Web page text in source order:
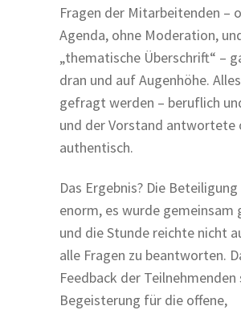
Fragen der Mitarbeitenden –
Agenda, ohne Moderation,
„thematische Überschrift“ –
dran und auf Augenhöhe.
gefragt werden – beruflich
und der Vorstand antwortete
authentisch.
Das Ergebnis? Die
enorm, es wurde gemeinsam
und die Stunde reichte nicht
alle Fragen zu beantworten.
Feedback der
Begeisterung für die offene,